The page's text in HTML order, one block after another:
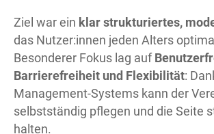
Ziel war ein klar strukturiertes,
das Nutzer:innen jeden Alters
Besonderer Fokus lag auf
Barrierefreiheit und Flexibilität:
Management-Systems kann der
selbstständig pflegen und die Seite
halten.